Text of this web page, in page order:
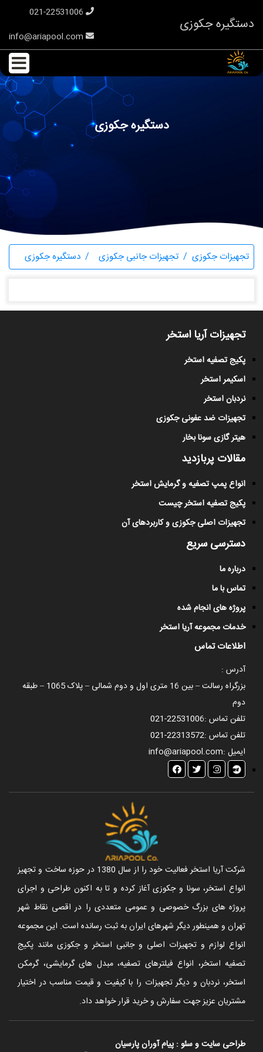
دستگیره جکوزی
دستگیره جکوزی
تجهیزات جکوزی تجهیزات جانبی جکوزی دستگیره جکوزی
تجهیزات آریا استخر
پکیج تصفیه استخر
اسکیمر استخر
نردبان استخر
تجهیزات ضد عفونی جکوزی
هیتر گازی سونا بخار
مقالات پربازدید
انواع پمپ تصفیه و گرمایش استخر
پکیج تصفیه استخر چیست
تجهیزات اصلی جکوزی و کاربردهای آن
دسترسی سریع
درباره ما
تماس با ما
پروژه های انجام شده
خدمات مجموعه آریا استخر
اطلاعات تماس
آدرس :
بزرگراه رسالت – بین 16 متری اول و دوم شمالی – پلاک 1065 – طبقه
دوم
تلفن تماس :021-22531006
تلفن تماس :021-22313572
ایمیل :info@ariapool.com
شرکت آریا استخر فعالیت خود را از سال 1380 در حوزه ساخت و تجهیز
انواع استخر، سونا و جکوزی آغاز کرده و تا به اکنون طراحی و اجرای
پروژه های بزرگ خصوصی و عمومی متعددی را در اقصی نقاط شهر
تهران و همینطور دیگر شهرهای ایران به ثبت رسانده است. این مجموعه
انواع لوازم و تجهیزات اصلی و جانبی استخر و جکوزی مانند پکیج
تصفیه استخر، انواع فیلترهای تصفیه، مبدل های گرمایشی، گرمکن
استخر، نردبان و دیگر تجهیزات را با کیفیت و قیمت مناسب در اختیار
مشتریان عزیز جهت سفارش و خرید قرار خواهد داد.
طراحی سایتوسئو : پیام آوران پارسیان